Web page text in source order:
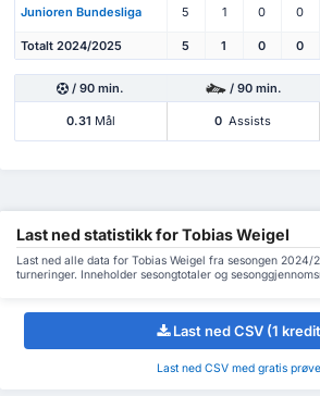
Junioren Bundesliga 5 1 0 0
Totalt 2024/2025 5 1 0 0
/ 90 min. / 90 min.
0.31 Mål 0 Assists
Last ned statistikk for Tobias Weigel
Last ned alle data for Tobias Weigel fra sesongen
turneringer. Inneholder sesongtotaler og
Last ned CSV (1
Last ned CSV med gratis